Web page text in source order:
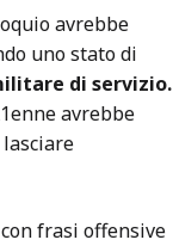
avrebbe
uno stato di
di servizio.
avrebbe
frasi offensive